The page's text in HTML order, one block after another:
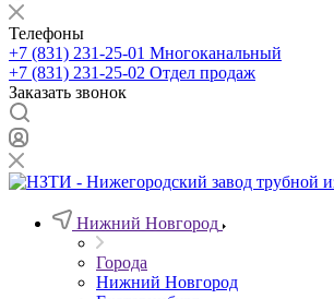
Телефоны
+7 (831) 231-25-01 Многоканальный
+7 (831) 231-25-02 Отдел продаж
Заказать звонок
Нижний Новгород
Города
Нижний Новгород